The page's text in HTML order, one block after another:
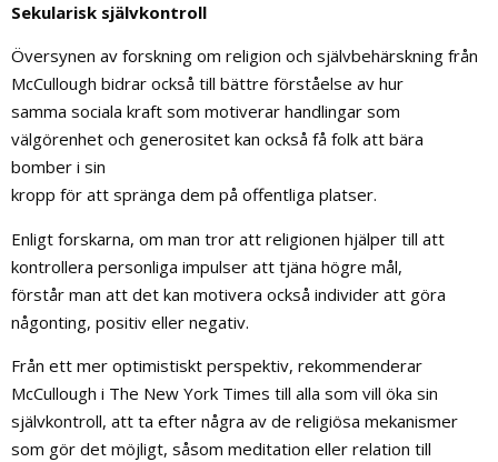
Sekularisk självkontroll
Översynen av forskning om religion och självbehärskning från
McCullough bidrar också till bättre förståelse av hur
samma sociala kraft som motiverar handlingar som
välgörenhet och generositet kan också få folk att bära
bomber i sin
kropp för att spränga dem på offentliga platser.
Enligt forskarna, om man tror att religionen hjälper till att
kontrollera personliga impulser att tjäna högre mål,
förstår man att det kan motivera också individer att göra
någonting, positiv eller negativ.
Från ett mer optimistiskt perspektiv, rekommenderar
McCullough i The New York Times till alla som vill öka sin
självkontroll, att ta efter några av de religiösa mekanismer
som gör det möjligt, såsom meditation eller relation till